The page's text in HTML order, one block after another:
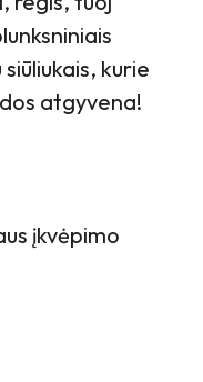
kurie
atgyvena!
įkvėpimo